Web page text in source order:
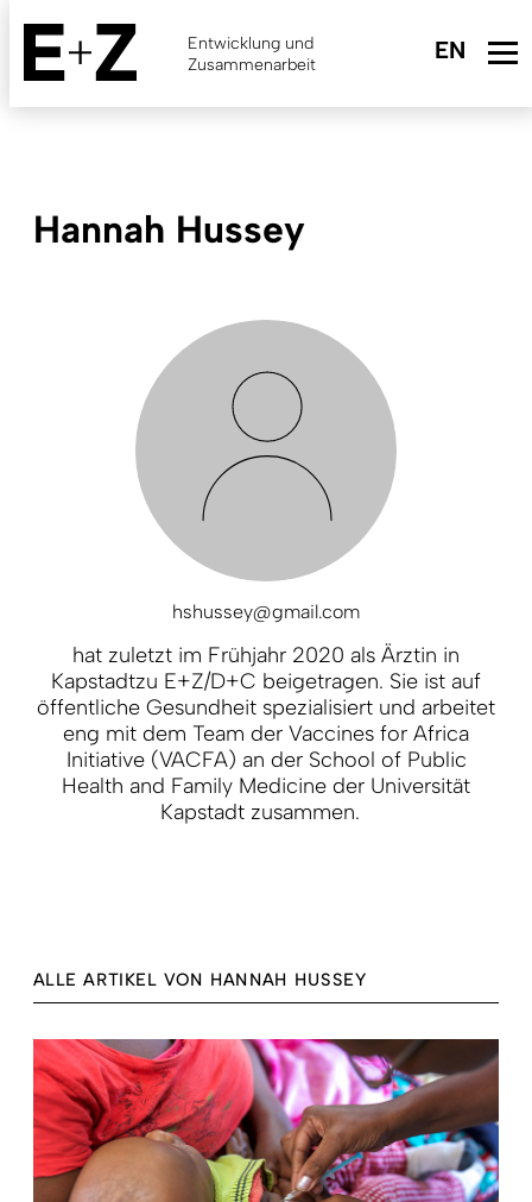
Skip
main
content
Entwicklung und
Zusammenarbeit
Hannah Hussey
hshussey@gmail.com
hat zuletzt im Frühjahr 2020 als Ärztin in
Kapstadtzu E+Z/D+C beigetragen. Sie ist auf
öffentliche Gesundheit spezialisiert und arbeitet
eng mit dem Team der Vaccines for Africa
Initiative (VACFA) an der School of Public
Health and Family Medicine der Universität
Kapstadt zusammen.
ALLE ARTIKEL VON HANNAH HUSSEY